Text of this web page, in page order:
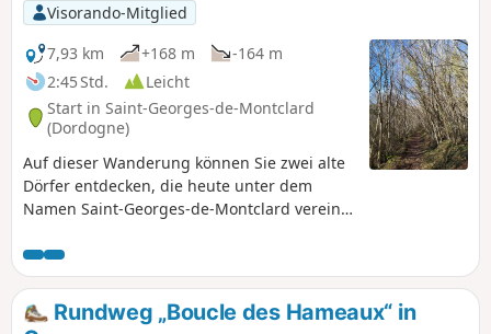
Visorando-Mitglied
7,93 km
+168 m
-164 m
2:45 Std.
Leicht
Start in Saint-Georges-de-Montclard
(Dordogne)
Auf dieser Wanderung können Sie zwei alte
Dörfer entdecken, die heute unter dem
Namen Saint-Georges-de-Montclard vereint
aus dem 11. Jahrhundert überragt, von der
noch die Überreste des Turms erhalten sind.
Im Dorf Saint-Georges können Sie die Kirche
aus dem 11. Jahrhundert und Sainte Rita
Rundweg „Boucle des Hameaux“ in